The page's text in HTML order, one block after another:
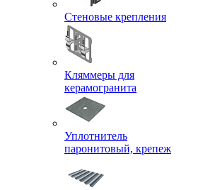
Стеновые крепления
Кляммеры для
керамогранита
Уплотнитель
паронитовый, крепеж